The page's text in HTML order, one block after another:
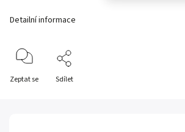
Detailní informace
Zeptat se Sdílet